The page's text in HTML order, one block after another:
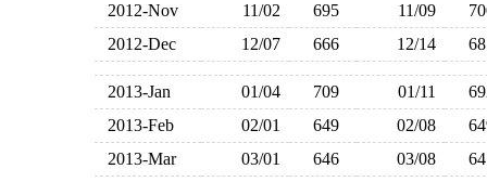
2012-Nov
11/02 695 11/09
2012-Dec
12/07 666 12/14
2013-Jan 01/04 709 01/11
2013-Feb
02/01 649 02/08
2013-Mar
03/01 646 03/08